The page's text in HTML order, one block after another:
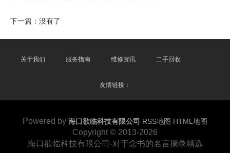
下一篇：没有了
关于我们 服务指南 维修资讯 二手回收
友情链接：
Powered by 海口欲临科技有限公司 RSS地图 HTML地图
Copyright © 2013-2026
海口欲临科技有限公司-对于念书的名言摘录精选